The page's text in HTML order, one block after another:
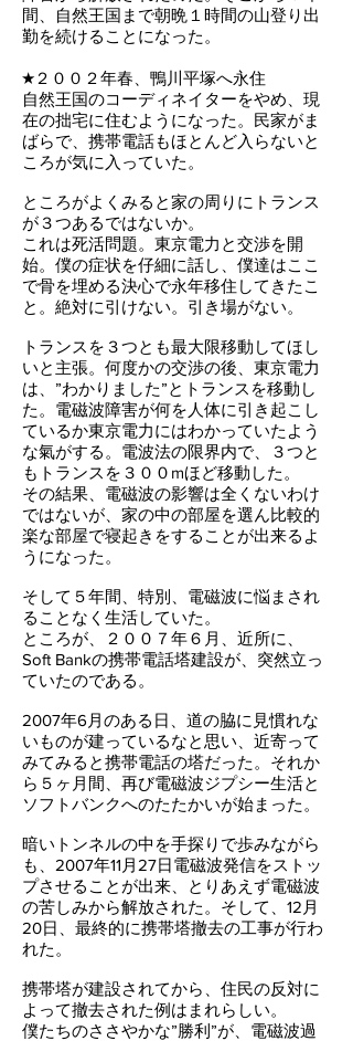
間、自然王国まで朝晩１時間の山登り出
勤を続けることになった。
★２００２年春、鴨川平塚へ永住
自然王国のコーディネイターをやめ、現
在の拙宅に住むようになった。民家がま
ばらで、携帯電話もほとんど入らないと
ころが気に入っていた。
ところがよくみると家の周りにトランス
が３つあるではないか。
これは死活問題。東京電力と交渉を開
始。僕の症状を仔細に話し、僕達はここ
で骨を埋める決心で永年移住してきたこ
と。絶対に引けない。引き場がない。
トランスを３つとも最大限移動してほし
いと主張。何度かの交渉の後、東京電力
は、”わかりました”とトランスを移動し
た。電磁波障害が何を人体に引き起こし
ているか東京電力にはわかっていたよう
な氣がする。電波法の限界内で、３つと
もトランスを３００mほど移動した。
その結果、電磁波の影響は全くないわけ
ではないが、家の中の部屋を選ん比較的
楽な部屋で寝起きをすることが出来るよ
うになった。
そして５年間、特別、電磁波に悩まされ
ることなく生活していた。
ところが、２００７年６月、近所に、
Soft Bankの携帯電話塔建設が、突然立っ
ていたのである。
2007年6月のある日、道の脇に見慣れな
いものが建っているなと思い、近寄って
みてみると携帯電話の塔だった。それか
ら５ヶ月間、再び電磁波ジプシー生活と
ソフトバンクへのたたかいが始まった。
暗いトンネルの中を手探りで歩みながら
も、2007年11月27日電磁波発信をストッ
プさせることが出来、とりあえず電磁波
の苦しみから解放された。そして、12月
20日、最終的に携帯塔撤去の工事が行わ
れた。
携帯塔が建設されてから、住民の反対に
よって撤去された例はまれらしい。
僕たちのささやかな”勝利”が、電磁波過